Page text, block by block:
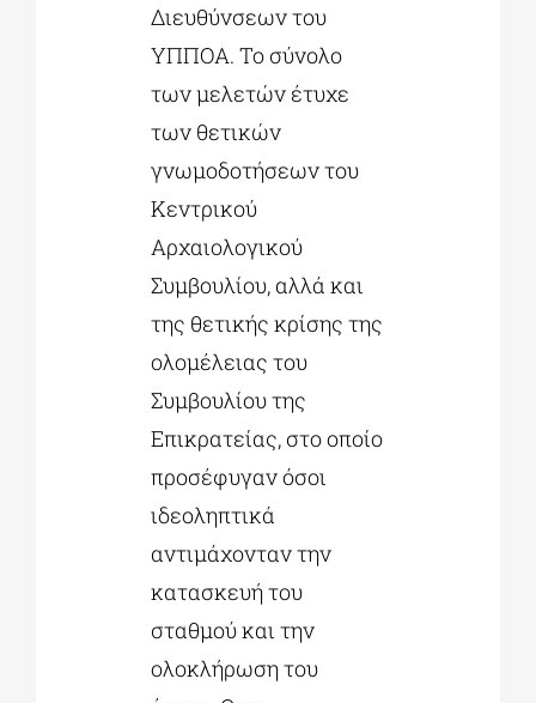
Διευθύνσεων του
ΥΠΠΟΑ. Το σύνολο
των μελετών έτυχε
των θετικών
γνωμοδοτήσεων του
Κεντρικού
Αρχαιολογικού
Συμβουλίου, αλλά και
της θετικής κρίσης της
ολομέλειας του
Συμβουλίου της
Επικρατείας, στο οποίο
προσέφυγαν όσοι
ιδεοληπτικά
αντιμάχονταν την
κατασκευή του
σταθμού και την
ολοκλήρωση του